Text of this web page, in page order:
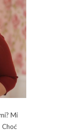
Mi
Choć